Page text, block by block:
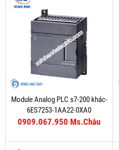
Module Analog PLC s7-200 khác-
6ES7253-1AA22-0XA0
0909.067.950 Ms.Châu